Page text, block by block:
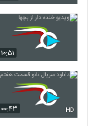
۱۰:۵۱
۰۰:۴۳ HD